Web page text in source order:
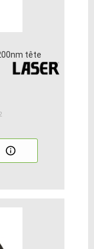
tête